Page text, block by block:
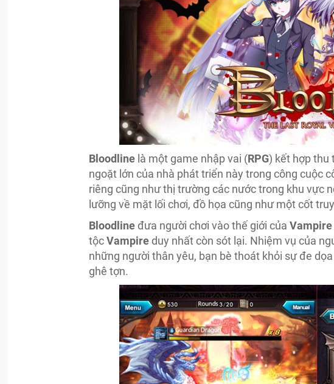
Bloodline là một game nhập vai (RPG) kết hợp thu
ngoặt lớn của nhà phát triển này trong công cuộc
riêng cũng như thị trường các nước trong khu vực
lưỡng về mặt lối chơi, đồ họa cũng như một cốt
Bloodline đưa người chơi vào thế giới của
tộcVampire duy nhất còn sót lại. Nhiệm vụ của
những người thân yêu, bạn bè thoát khỏi sự đe
ghê tợn.